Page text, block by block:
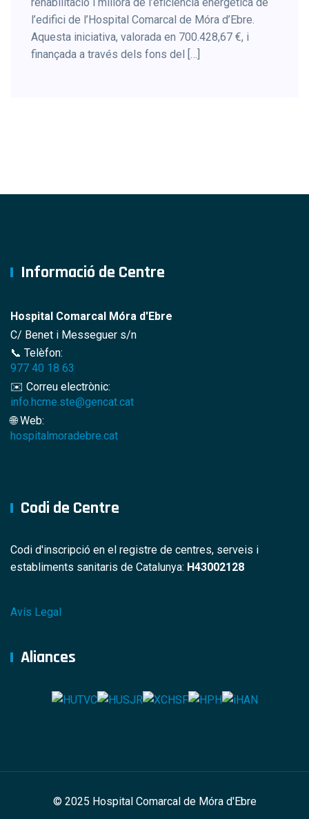
l’edifici de l’Hospital Comarcal de Móra d’Ebre.
Aquesta iniciativa, valorada en 700.428,67 €, i
finançada a través dels fons del […]
Informació de Centre
Hospital Comarcal Móra d'Ebre
C/ Benet i Messeguer s/n
📞 Telèfon:
977 40 18 63
✉️ Correu electrònic:
info.hcme.ste@gencat.cat
🌐 Web:
hospitalmoradebre.cat
Codi de Centre
Codi d'inscripció en el registre de centres, serveis i
establiments sanitaris de Catalunya: H43002128
Avís Legal
Aliances
© 2025 Hospital Comarcal de Móra d'Ebre